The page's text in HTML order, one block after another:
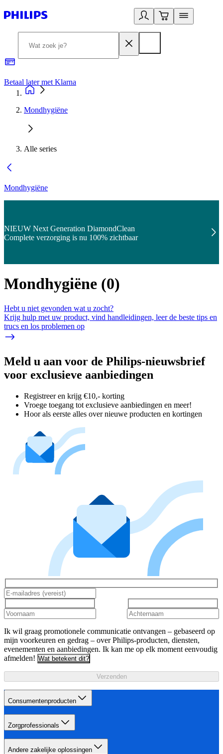
Betaal later met Klarna
Mondhygiëne
Alle series
Mondhygiëne
NIEUW Next Generation DiamondClean
Complete verzorging is nu 100% zichtbaar
Mondhygiëne (0)
Hebt u niet gevonden wat u zocht?
Krijg hulp met uw product, vind handleidingen, leer de beste tips en
trucs en los problemen op
Meld u aan voor de Philips-nieuwsbrief
voor exclusieve aanbiedingen
Registreer en krijg €10,- korting
Vroege toegang tot exclusieve aanbiedingen en meer!
Hoor als eerste alles over nieuwe producten en kortingen
Ik wil graag promotionele communicatie ontvangen – gebaseerd op
mijn voorkeuren en gedrag – over Philips-producten, diensten,
evenementen en aanbiedingen. Ik kan me op elk moment eenvoudig
afmelden! Wat betekent dit?
Verzenden
Consumentenproducten
Zorgprofessionals
Andere zakelijke oplossingen